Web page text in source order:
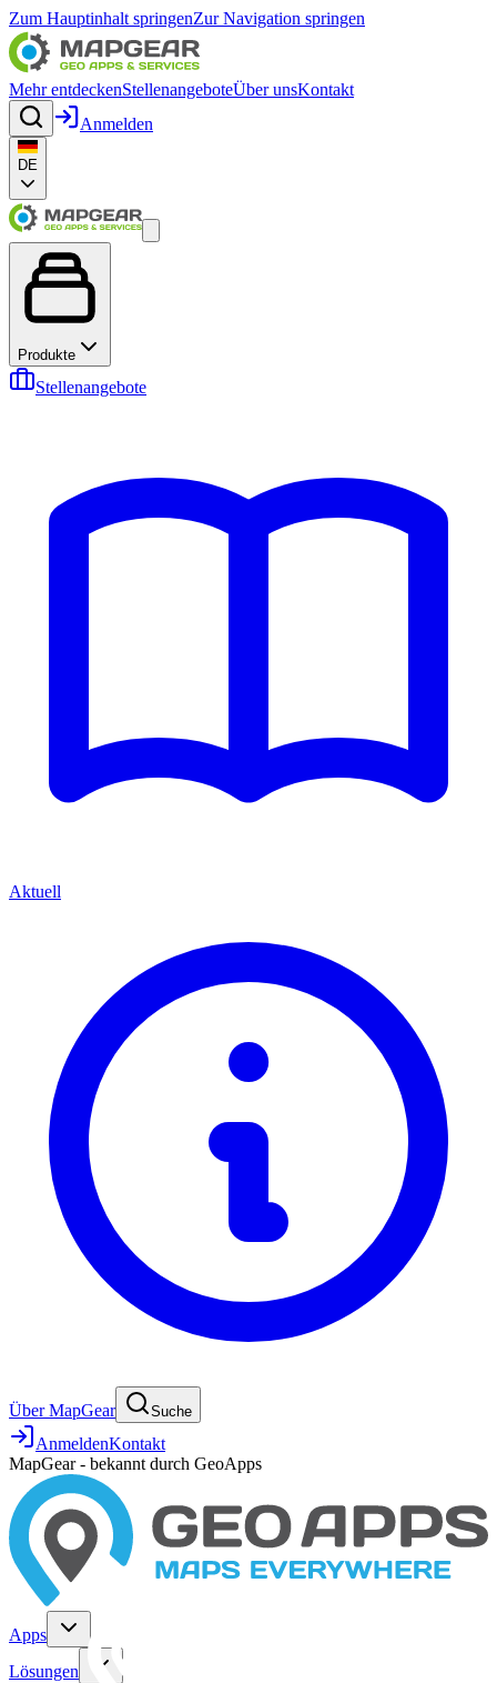
Zum Hauptinhalt springenZur Navigation springen
Mehr entdeckenStellenangeboteÜber unsKontakt
Anmelden
DE
Produkte
Stellenangebote
Aktuell
Über MapGear Suche
AnmeldenKontakt
MapGear - bekannt durch GeoApps
Apps
Lösungen